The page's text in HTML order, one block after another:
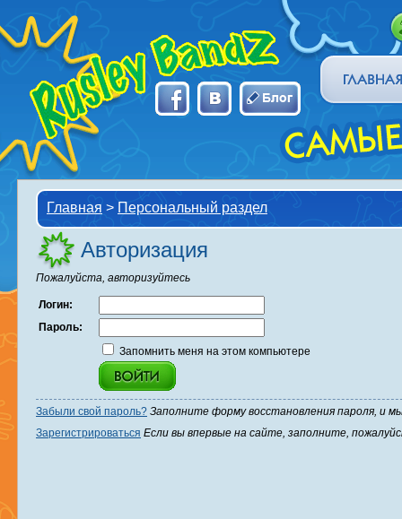
Главная > Персональный раздел
Авторизация
Пожалуйста, авторизуйтесь
Логин:
Пароль:
Запомнить меня на этом компьютере
Забыли свой пароль? Заполните форму восстановления пароля, и
Зарегистрироваться Если вы впервые на сайте, заполните,